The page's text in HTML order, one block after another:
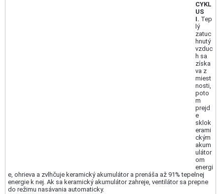
CYKL
US
I. Tep
lý
zatuc
hnutý
vzduc
h sa
získa
va z
miest
nosti,
poto
m
prejd
e
sklok
erami
ckým
akum
ulátor
om
energi
e, ohrieva a zvlhčuje keramický akumulátor a prenáša až 91% tepelnej
energie k nej. Ak sa keramický akumulátor zahreje, ventilátor sa prepne
do režimu nasávania automaticky.